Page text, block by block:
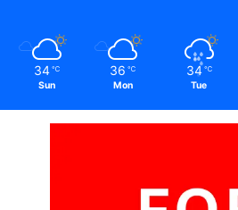
34 ℃
Sun
36 ℃
Mon
34 ℃
Tue